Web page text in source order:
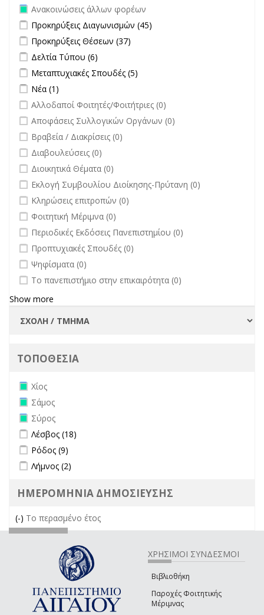
Remove Ανακοινώσεις άλλων φορέων filter
Ανακοινώσεις άλλων φορέων
Apply Προκηρύξεις Διαγωνισμών filter
Προκηρύξεις Διαγωνισμών (45)
Apply Προκηρύξεις Θέσεων filter
Προκηρύξεις Θέσεων (37)
Apply Δελτία Τύπου filter
Δελτία Τύπου (6)
Apply Μεταπτυχιακές Σπουδές filter
Μεταπτυχιακές Σπουδές (5)
Apply Νέα filter
Νέα (1)
undefined
Αλλοδαποί Φοιτητές/Φοιτήτριες (0)
undefined
Αποφάσεις Συλλογικών Οργάνων (0)
undefined
Βραβεία / Διακρίσεις (0)
undefined
Διαβουλεύσεις (0)
undefined
Διοικητικά Θέματα (0)
undefined
Εκλογή Συμβουλίου Διοίκησης-Πρύτανη (0)
undefined
Κληρώσεις επιτροπών (0)
undefined
Φοιτητική Μέριμνα (0)
undefined
Περιοδικές Εκδόσεις Πανεπιστημίου (0)
undefined
Προπτυχιακές Σπουδές (0)
undefined
Ψηφίσματα (0)
undefined
Το πανεπιστήμιο στην επικαιρότητα (0)
Show more
ΤΟΠΟΘΕΣΙΑ
Remove Χίος filter
Χίος
Remove Σάμος filter
Σάμος
Remove Σύρος filter
Σύρος
Apply Λέσβος filter
Λέσβος (18)
Apply Ρόδος filter
Ρόδος (9)
Apply Λήμνος filter
Λήμνος (2)
ΗΜΕΡΟΜΗΝΙΑ ΔΗΜΟΣΙΕΥΣΗΣ
(-) Remove Το περασμένο έτος filter
Το περασμένο έτος
ΧΡΗΣΙΜΟΙ ΣΥΝΔΕΣΜΟΙ
Βιβλιοθήκη
Παροχές Φοιτητικής
Μέριμνας